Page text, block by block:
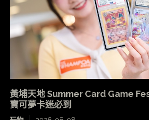
黃埔天地 Summer Card Game
寶可夢卡迷必到